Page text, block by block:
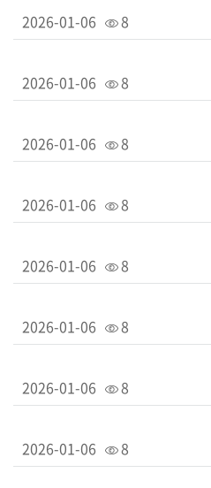
2026-01-06 8
2026-01-06 8
2026-01-06 8
2026-01-06 8
2026-01-06 8
2026-01-06 8
2026-01-06 8
2026-01-06 8